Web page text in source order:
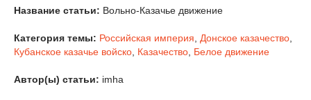
Название статьи: Вольно-Казачье движение
Категория темы: Российская империя Донское казачество
Кубанское казачье войско Казачество Белое движение
Автор(ы) статьи: imha